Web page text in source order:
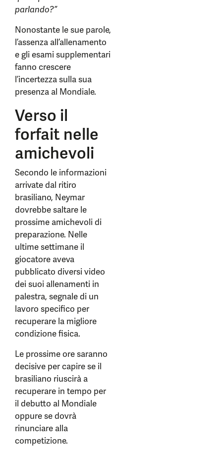
parlando?”
Nonostante le sue parole,
l’assenza all’allenamento
e gli esami supplementari
fanno crescere
l’incertezza sulla sua
presenza al Mondiale.
Verso il
forfait nelle
amichevoli
Secondo le informazioni
arrivate dal ritiro
brasiliano, Neymar
dovrebbe saltare le
prossime amichevoli di
preparazione. Nelle
ultime settimane il
giocatore aveva
pubblicato diversi video
dei suoi allenamenti in
palestra, segnale di un
lavoro specifico per
recuperare la migliore
condizione fisica.
Le prossime ore saranno
decisive per capire se il
brasiliano riuscirà a
recuperare in tempo per
il debutto al Mondiale
oppure se dovrà
rinunciare alla
competizione.